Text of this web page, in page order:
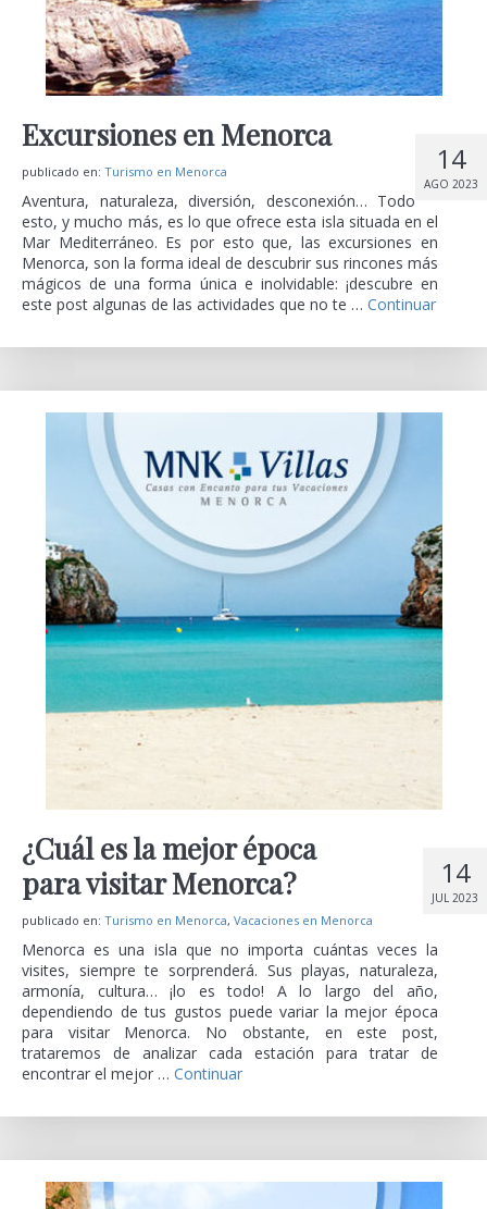
14
AGO 2023
Excursiones en Menorca
publicado en: Turismo en Menorca
Aventura, naturaleza, diversión, desconexión… Todo
esto, y mucho más, es lo que ofrece esta isla situada en el
Mar Mediterráneo. Es por esto que, las excursiones en
Menorca, son la forma ideal de descubrir sus rincones más
mágicos de una forma única e inolvidable: ¡descubre en
este post algunas de las actividades que no te … Continuar
14
JUL 2023
¿Cuál es la mejor época
para visitar Menorca?
publicado en: Turismo en Menorca, Vacaciones en Menorca
Menorca es una isla que no importa cuántas veces la
visites, siempre te sorprenderá. Sus playas, naturaleza,
armonía, cultura… ¡lo es todo! A lo largo del año,
dependiendo de tus gustos puede variar la mejor época
para visitar Menorca. No obstante, en este post,
trataremos de analizar cada estación para tratar de
encontrar el mejor … Continuar